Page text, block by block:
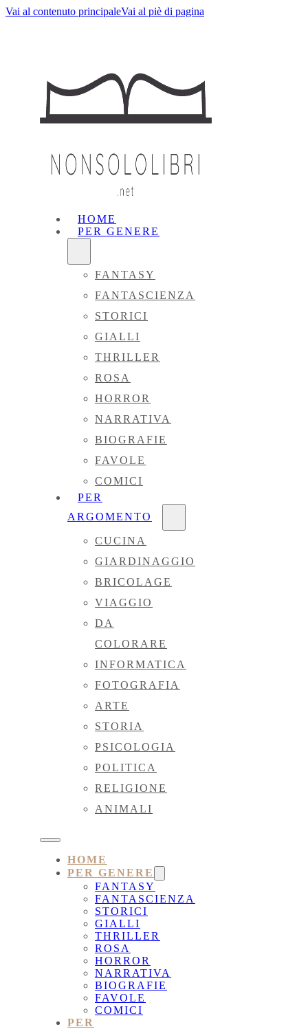
Vai al contenuto principaleVai al piè di pagina
HOME
PER GENERE
FANTASY
FANTASCIENZA
STORICI
GIALLI
THRILLER
ROSA
HORROR
NARRATIVA
BIOGRAFIE
FAVOLE
COMICI
PER
ARGOMENTO
CUCINA
GIARDINAGGIO
BRICOLAGE
VIAGGIO
DA
COLORARE
INFORMATICA
FOTOGRAFIA
ARTE
STORIA
PSICOLOGIA
POLITICA
RELIGIONE
ANIMALI
HOME
PER GENERE
FANTASY
FANTASCIENZA
STORICI
GIALLI
THRILLER
ROSA
HORROR
NARRATIVA
BIOGRAFIE
FAVOLE
COMICI
PER